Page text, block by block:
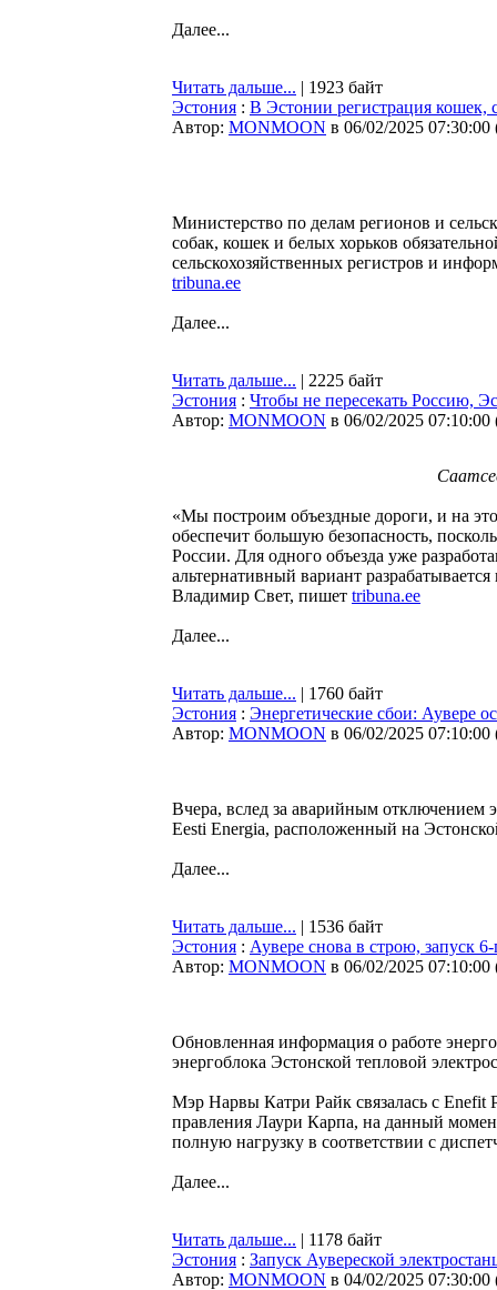
Далее...
Читать дальше... | 1923 байт
Эстония : В Эстонии регистрация кошек,
Автор: MONMOON в 06/02/2025 07:30:00
Министерство по делам регионов и
собак, кошек и белых хорьков
сельскохозяйственных регистров и
tribuna.ee
Далее...
Читать дальше... | 2225 байт
Эстония : Чтобы не пересекать Россию,
Автор: MONMOON в 06/02/2025 07:10:00
«Мы построим объездные дороги, и на
обеспечит большую безопасность,
России. Для одного объезда уже
альтернативный вариант
Владимир Свет, пишет tribuna.ee
Далее...
Читать дальше... | 1760 байт
Эстония : Энергетические сбои: Аувере
Автор: MONMOON в 06/02/2025 07:10:00
Вчера, вслед за аварийным отключением
Eesti Energia, расположенный на
Далее...
Читать дальше... | 1536 байт
Эстония : Аувере снова в строю, запуск
Автор: MONMOON в 06/02/2025 07:10:00
Обновленная информация о работе
энергоблока Эстонской тепловой
Мэр Нарвы Катри Райк связалась с Enefit
правления Лаури Карпа, на данный
полную нагрузку в соответствии с
Далее...
Читать дальше... | 1178 байт
Эстония : Запуск Аувереской
Автор: MONMOON в 04/02/2025 07:30:00